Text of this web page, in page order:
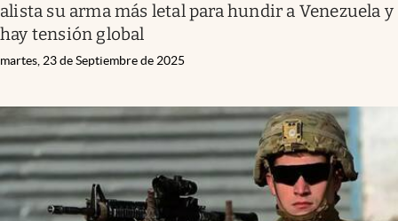
alista su arma más letal para hundir a Venezuela y
hay tensión global
martes, 23 de Septiembre de 2025